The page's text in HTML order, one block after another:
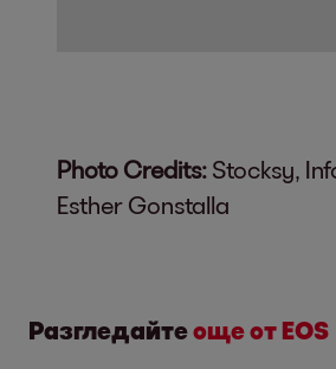
Photo Credits: Stocksy,
Esther Gonstalla
Разгледайтеоще от EOS